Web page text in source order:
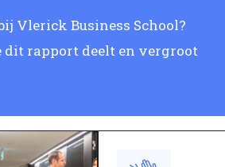
Vlerick Business School?
dit rapport deelt en vergroot